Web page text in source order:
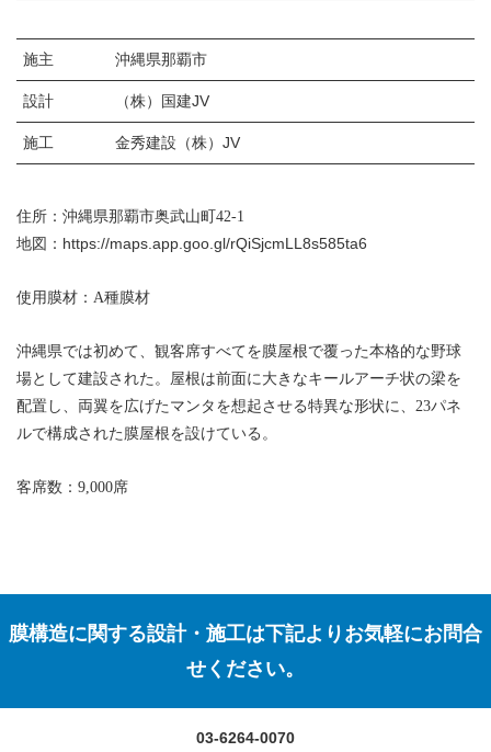
施主 沖縄県那覇市
設計 （株）国建JV
施工 金秀建設（株）JV
住所：沖縄県那覇市奥武山町42-1
地図： https://maps.app.goo.gl/rQiSjcmLL8s585ta6
使用膜材：A種膜材
沖縄県では初めて、観客席すべてを膜屋根で覆った本格的な野球
場として建設された。屋根は前面に大きなキールアーチ状の梁を
配置し、両翼を広げたマンタを想起させる特異な形状に、23パネ
ルで構成された膜屋根を設けている。
客席数：9,000席
膜構造に関する設計・施工は下記よりお気軽にお問合
せください。
03-6264-0070